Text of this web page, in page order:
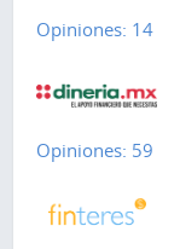
Opiniones: 14
Opiniones: 59